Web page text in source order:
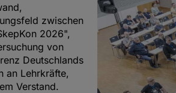
zwischen
2026",
von
Deutschlands
an Lehrkräfte,
Verstand.